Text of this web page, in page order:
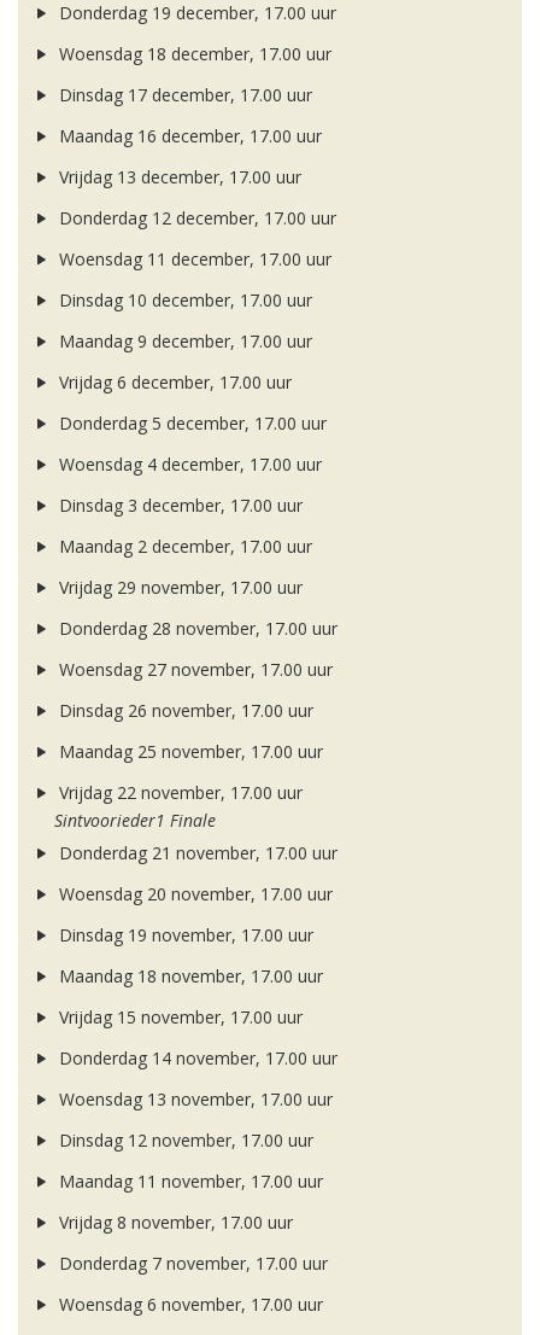
Donderdag 19 december, 17.00 uur
Woensdag 18 december, 17.00 uur
Dinsdag 17 december, 17.00 uur
Maandag 16 december, 17.00 uur
Vrijdag 13 december, 17.00 uur
Donderdag 12 december, 17.00 uur
Woensdag 11 december, 17.00 uur
Dinsdag 10 december, 17.00 uur
Maandag 9 december, 17.00 uur
Vrijdag 6 december, 17.00 uur
Donderdag 5 december, 17.00 uur
Woensdag 4 december, 17.00 uur
Dinsdag 3 december, 17.00 uur
Maandag 2 december, 17.00 uur
Vrijdag 29 november, 17.00 uur
Donderdag 28 november, 17.00 uur
Woensdag 27 november, 17.00 uur
Dinsdag 26 november, 17.00 uur
Maandag 25 november, 17.00 uur
Vrijdag 22 november, 17.00 uur
Sintvoorieder1 Finale
Donderdag 21 november, 17.00 uur
Woensdag 20 november, 17.00 uur
Dinsdag 19 november, 17.00 uur
Maandag 18 november, 17.00 uur
Vrijdag 15 november, 17.00 uur
Donderdag 14 november, 17.00 uur
Woensdag 13 november, 17.00 uur
Dinsdag 12 november, 17.00 uur
Maandag 11 november, 17.00 uur
Vrijdag 8 november, 17.00 uur
Donderdag 7 november, 17.00 uur
Woensdag 6 november, 17.00 uur